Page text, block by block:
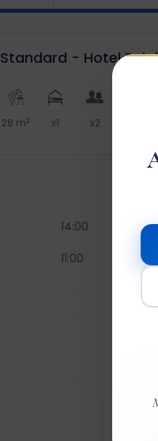
Standard - Hotel
28 m2 x1 x2
14:00
11:00